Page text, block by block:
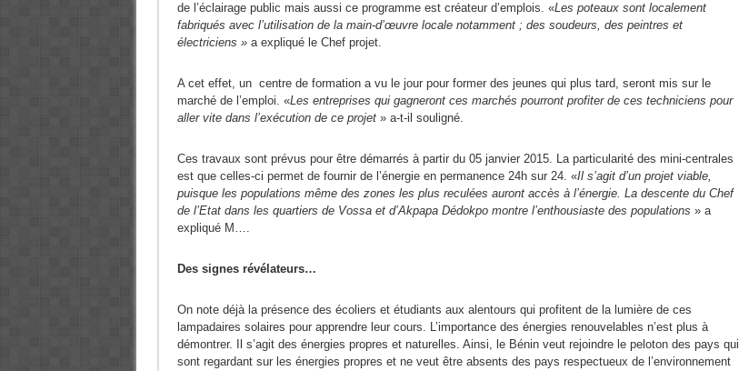
de l’éclairage public mais aussi ce programme est créateur d’emplois. «Les poteaux sont localement
fabriqués avec l’utilisation de la main-d’œuvre locale notamment ; des soudeurs, des peintres et
électriciens » a expliqué le Chef projet.
A cet effet, un centre de formation a vu le jour pour former des jeunes qui plus tard, seront mis sur le
marché de l’emploi. «Les entreprises qui gagneront ces marchés pourront profiter de ces techniciens pour
aller vite dans l’exécution de ce projet» a-t-il souligné.
Ces travaux sont prévus pour être démarrés à partir du 05 janvier 2015. La particularité des mini-centrales
est que celles-ci permet de fournir de l’énergie en permanence 24h sur 24. «Il s’agit d’un projet viable,
puisque les populations même des zones les plus reculées auront accès à l’énergie. La descente du Chef
de l’Etat dans les quartiers de Vossa et d’Akpapa Dédokpo montre l’enthousiaste des populations » a
expliqué M….
Des signes révélateurs…
On note déjà la présence des écoliers et étudiants aux alentours qui profitent de la lumière de ces
lampadaires solaires pour apprendre leur cours. L’importance des énergies renouvelables n’est plus à
démontrer. Il s’agit des énergies propres et naturelles. Ainsi, le Bénin veut rejoindre le peloton des pays qui
sont regardant sur les énergies propres et ne veut être absents des pays respectueux de l’environnement